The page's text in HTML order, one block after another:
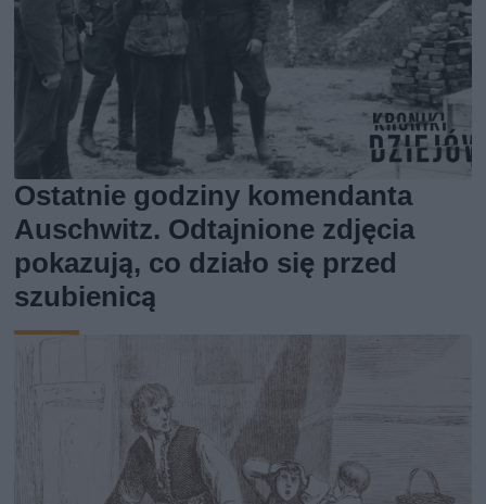
Ostatnie godziny komendanta
Auschwitz. Odtajnione zdjęcia
pokazują, co działo się przed
szubienicą